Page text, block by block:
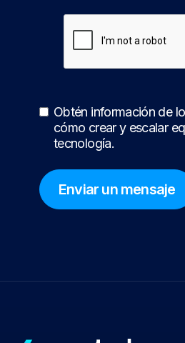
Obtén información de
cómo crear y escalar
tecnología.